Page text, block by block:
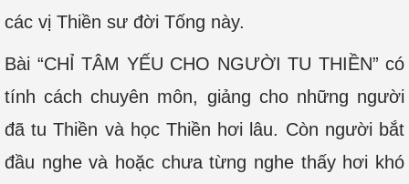
các vị Thiền sư đời Tống này.
Bài “CHỈ TÂM YẾU CHO NGƯỜI TU THIỀN” có
tính cách chuyên môn, giảng cho những người
đã tu Thiền và học Thiền hơi lâu. Còn người bắt
đầu nghe và hoặc chưa từng nghe thấy hơi khó